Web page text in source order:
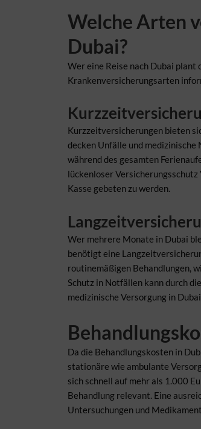
Welche Arten
Dubai?
Wer eine Reise nach Dubai
Krankenversicherungsarten
Kurzzeitversicherungen bieten
decken Unfälle und medizinische
während des gesamten
lückenloser
Kasse gebeten zu werden.
Wer mehrere Monate in Dubai
benötigt eine
routinemäßigen Behandlungen,
Schutz in Notfällen kann durch
medizinische Versorgung in
Da die Behandlungskosten in
stationäre wie ambulante
sich schnell auf mehr als 1.000
Behandlung relevant. Eine
Untersuchungen und